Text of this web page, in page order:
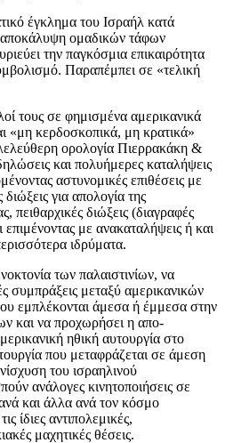
έγκλημα του Ισραήλ κατά
αποκάλυψη ομαδικών τάφων
την παγκόσμια επικαιρότητα
Παραπέμπει σε «τελική
τους σε φημισμένα αμερικανικά
«μη κερδοσκοπικά, μη κρατικά»
ορολογία Πιερρακάκη &
και πολυήμερες καταλήψεις
αστυνομικές επιθέσεις με
για απολογία της
πειθαρχικές διώξεις (διαγραφές
με ανακαταλήψεις ή και
ιδρύματα.
των παλαιστινίων, να
συμπράξεις μεταξύ αμερικανικών
εμπλέκονται άμεσα ή έμμεσα στην
και να προχωρήσει η απο-
ηθική αυτουργία στο
που μεταφράζεται σε άμεση
του ισραηλινού
ανάλογες κινητοποιήσεις σε
και άλλα ανά τον κόσμο
ίδιες αντιπολεμικές,
μαχητικές θέσεις.